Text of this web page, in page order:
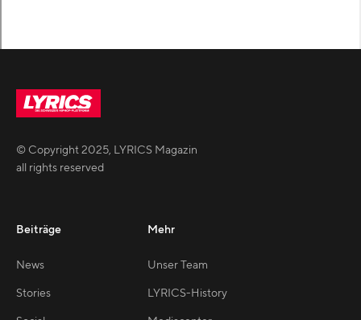
© Copyright2025, LYRICS Magazin
all rights reserved
Beiträge
News
Stories
Mehr
Unser Team
LYRICS-History